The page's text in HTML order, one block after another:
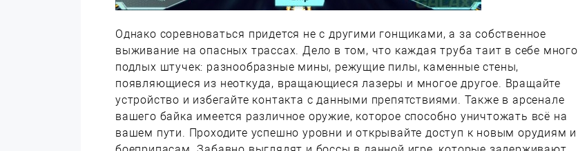
Однако соревноваться придется не с другими гонщиками, а за собственное
выживание на опасных трассах. Дело в том, что каждая труба таит в себе много
подлых штучек: разнообразные мины, режущие пилы, каменные стены,
появляющиеся из неоткуда, вращающиеся лазеры и многое другое. Вращайте
устройство и избегайте контакта с данными препятствиями. Также в арсенале
вашего байка имеется различное оружие, которое способно уничтожать всё на
вашем пути. Проходите успешно уровни и открывайте доступ к новым орудиям и